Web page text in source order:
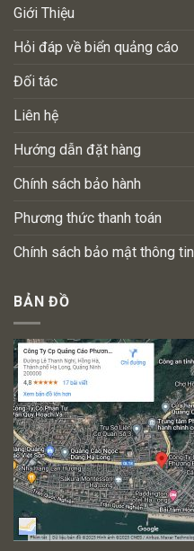
Giới Thiệu
Hỏi đáp về biển quảng cáo
Đối tác
Liên hệ
Hướng dẫn đặt hàng
Chính sách bảo hành
Phương thức thanh toán
Chính sách bảo mật thông tin
BẢN ĐỒ